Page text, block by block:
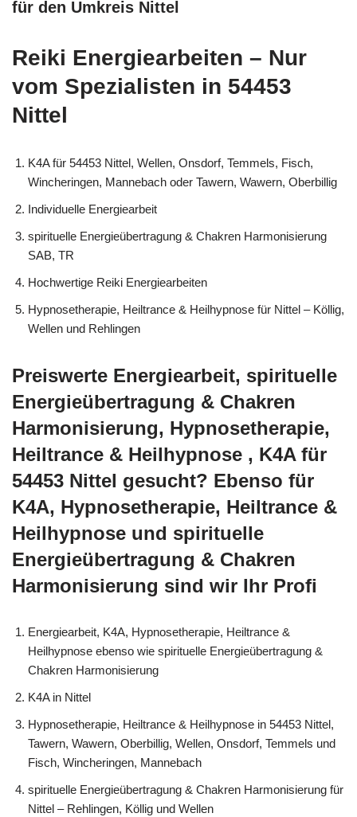
für den Umkreis Nittel
Reiki Energiearbeiten – Nur
vom Spezialisten in 54453
Nittel
K4A für 54453 Nittel, Wellen, Onsdorf, Temmels, Fisch,
Wincheringen, Mannebach oder Tawern, Wawern, Oberbillig
Individuelle Energiearbeit
spirituelle Energieübertragung & Chakren Harmonisierung
SAB, TR
Hochwertige Reiki Energiearbeiten
Hypnosetherapie, Heiltrance & Heilhypnose für Nittel – Köllig,
Wellen und Rehlingen
Preiswerte Energiearbeit, spirituelle
Energieübertragung & Chakren
Harmonisierung, Hypnosetherapie,
Heiltrance & Heilhypnose , K4A für
54453 Nittel gesucht? Ebenso für
K4A, Hypnosetherapie, Heiltrance &
Heilhypnose und spirituelle
Energieübertragung & Chakren
Harmonisierung sind wir Ihr Profi
Energiearbeit, K4A, Hypnosetherapie, Heiltrance &
Heilhypnose ebenso wie spirituelle Energieübertragung &
Chakren Harmonisierung
K4A in Nittel
Hypnosetherapie, Heiltrance & Heilhypnose in 54453 Nittel,
Tawern, Wawern, Oberbillig, Wellen, Onsdorf, Temmels und
Fisch, Wincheringen, Mannebach
spirituelle Energieübertragung & Chakren Harmonisierung für
Nittel – Rehlingen, Köllig und Wellen